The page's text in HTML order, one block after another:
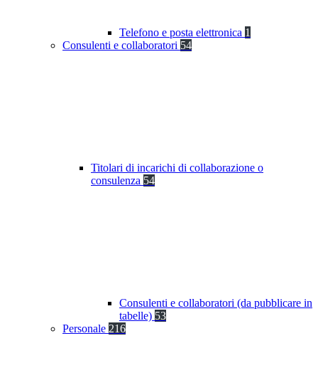
Telefono e posta elettronica 1
Consulenti e collaboratori 54
Titolari di incarichi di collaborazione o
consulenza 54
Consulenti e collaboratori (da pubblicare in
tabelle) 53
Personale 216